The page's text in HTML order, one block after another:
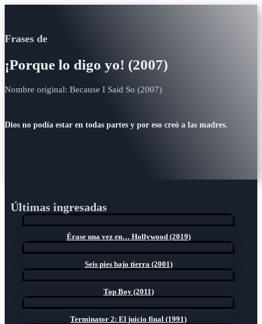
Frases de
¡Porque lo digo yo! (2007)
Nombre original: Because I Said So (2007)
Dios no podía estar en todas partes y por eso creó a las madres.
Últimas ingresadas
Érase una vez en… Hollywood (2019)
Seis pies bajo tierra (2001)
Top Boy (2011)
Terminator 2: El juicio final (1991)